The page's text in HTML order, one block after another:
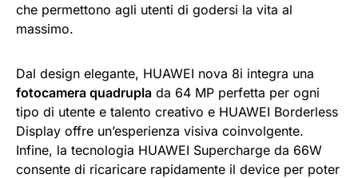
che permettono agli utenti di godersi la vita al
massimo.
Dal design elegante, HUAWEI nova 8i integra una
fotocamera quadrupla da 64 MP perfetta per ogni
tipo di utente e talento creativo e HUAWEI Borderless
Display offre un’esperienza visiva coinvolgente.
Infine, la tecnologia HUAWEI Supercharge da 66W
consente di ricaricare rapidamente il device per poter